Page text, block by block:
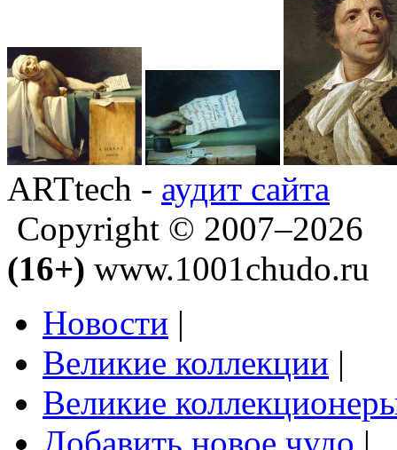
ARTtech - аудит сайта
Copyright © 2007–2026
(16+) www.1001chudo.ru
Новости |
Великие коллекции |
Великие